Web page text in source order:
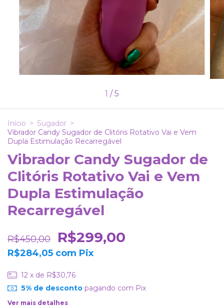
1 /5
Início > Sugador >
Vibrador Candy Sugador de Clitóris Rotativo Vai e Vem
Dupla Estimulação Recarregável
Vibrador Candy Sugador de
Clitóris Rotativo Vai e Vem
Dupla Estimulação
Recarregável
R$450,00 R$299,00
R$284,05 com Pix
12 x de R$30,76
5% de descontopagando com Pix
Ver mais detalhes